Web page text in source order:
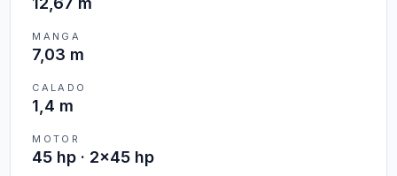
MANGA
7,03 m
CALADO
1,4 m
MOTOR
45 hp · 2x45 hp